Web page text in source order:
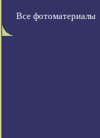
Все фотоматериалы